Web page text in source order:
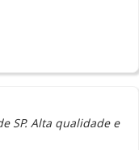
SP. Alta qualidade e